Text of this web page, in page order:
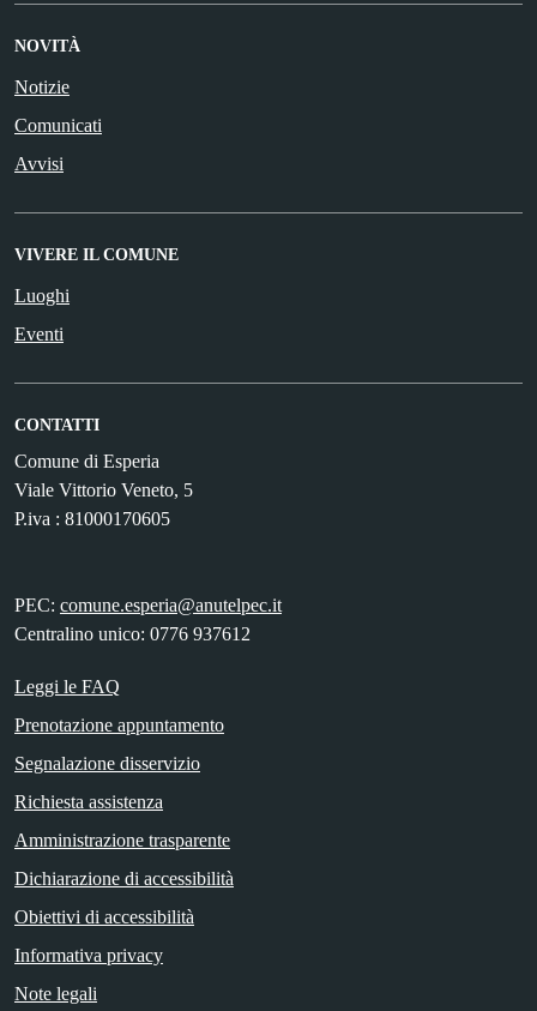
NOVITÀ
Notizie
Comunicati
Avvisi
VIVERE IL COMUNE
Luoghi
Eventi
CONTATTI
Comune di Esperia
Viale Vittorio Veneto, 5
P.iva : 81000170605
PEC: comune.esperia@anutelpec.it
Centralino unico: 0776 937612
Leggi le FAQ
Prenotazione appuntamento
Segnalazione disservizio
Richiesta assistenza
Amministrazione trasparente
Dichiarazione di accessibilità
Obiettivi di accessibilità
Informativa privacy
Note legali